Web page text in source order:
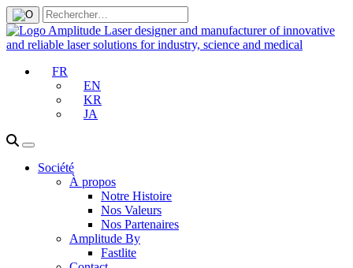
FR
EN
KR
JA
Société
À propos
Notre Histoire
Nos Valeurs
Nos Partenaires
Amplitude By
Fastlite